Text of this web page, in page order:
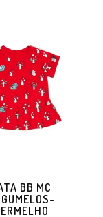
BB MC